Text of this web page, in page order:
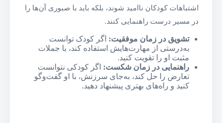
اشتباهات کودکان ناامید شوند، بلکه باید با صبوری آن‌ها را
در مسیر درست راهنمایی کنند.
تشویق در زمان موفقیت: اگر کودک توانست
به‌درستی از مهارت‌هایش استفاده کند، با جملات
مثبت او را تقویت کنید.
راهنمایی در زمان شکست: اگر کودکی نتوانست
تعارض را حل کند، به‌جای سرزنش، با او گفت‌وگو
کنید و راه‌های بهتری پیشنهاد دهید.